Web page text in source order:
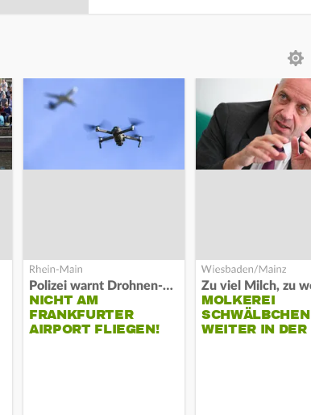
Polizei warnt Drohnen-Besitzer
NICHT AM
FRANKFURTER
AIRPORT FLIEGEN!
MOLKEREI
SCHWÄLBCHEN
WEITER IN DER